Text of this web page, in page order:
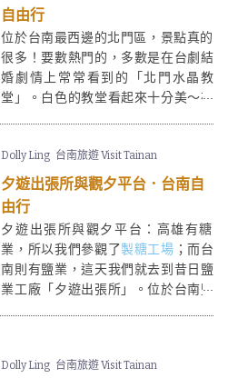
自由行
位於台南最西邊的北門區，景點真的
很多！要數熱門的，多數是在台劇結
婚劇情上常常看到的「北門水晶教
堂」。白色的教堂看起來十分美～在
多景點，如錢來也雜貨店、台灣烏腳
病醫療紀念館和豬母巷等，都很值得
我們遊覽。
Dolly Ling 台南旅遊 Visit Tainan
夕遊出張所與觀夕平台．台南自
由行
夕遊出張所與觀夕平台：高雄有糖
業，所以我們參觀了製糖工場 ；而台
南則有鹽業，這天我們就去到昔日鹽
業工廠「夕遊出張所」。位於台南鹽
營，賣和鹽相關的商品。
Dolly Ling 台南旅遊 Visit Tainan